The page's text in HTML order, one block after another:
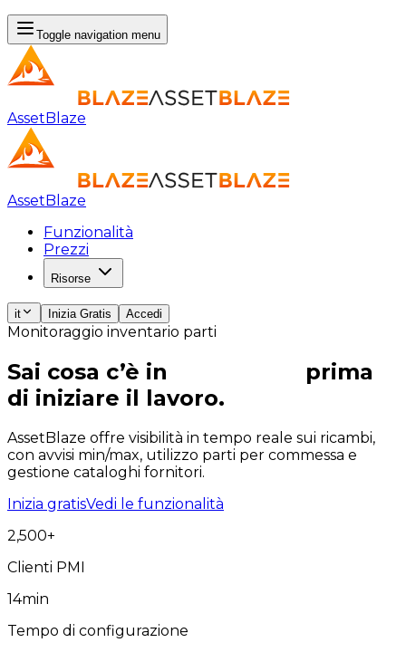
Toggle navigation menu
AssetBlaze
AssetBlaze
Funzionalità
Prezzi
Risorse
it Inizia Gratis Accedi
Monitoraggio inventario parti
Sai cosa c’è in
prima
di iniziare il lavoro.
AssetBlaze offre visibilità in tempo reale sui ricambi,
con avvisi min/max, utilizzo parti per commessa e
gestione cataloghi fornitori.
Inizia gratisVedi le funzionalità
2,500+
Clienti PMI
14min
Tempo di configurazione